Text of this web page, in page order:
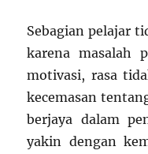
Sebagian pelajar
karena masalah
motivasi, rasa
kecemasan
berjaya dalam
yakin dengan